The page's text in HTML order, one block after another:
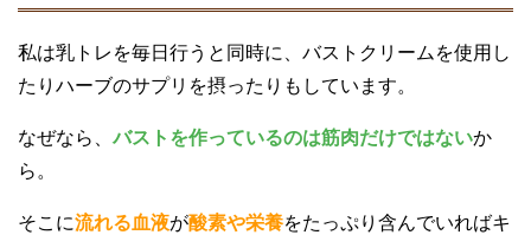
私は乳トレを毎日行うと同時に、バストクリームを使用し
たりハーブのサプリを摂ったりもしています。
なぜなら、 バストを作っているのは筋肉だけではないか
ら。
そこに流れる血液が酸素や栄養をたっぷり含んでいればキ